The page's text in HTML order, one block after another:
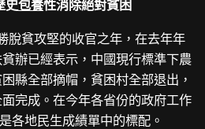
史包養性消除絕對貧困
脫貧攻堅的收官之年，在去年年
貧辦已經表示，中國現行標準下農
縣全部摘帽，貧困村全部退出，
完成。在今年各省份的政府工作
各地民生成績單中的標配。